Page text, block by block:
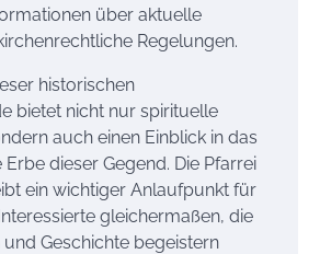
über aktuelle
Regelungen.
historischen
bietet nicht nur spirituelle
auch einen Einblick in das
dieser Gegend. Die Pfarrei
ein wichtiger Anlaufpunkt für
gleichermaßen, die
Geschichte begeistern